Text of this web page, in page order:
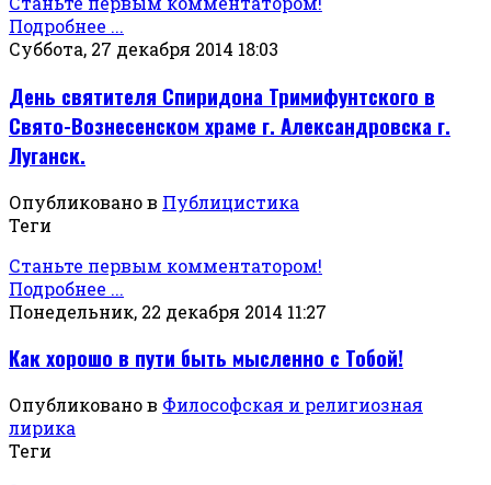
Подробнее ...
Суббота, 27 декабря 2014 18:03
День святителя Спиридона Тримифунтского в
Свято-Вознесенском храме г. Александровска г.
Луганск.
Опубликовано в Публицистика
Теги
Станьте первым комментатором!
Подробнее ...
Понедельник, 22 декабря 2014 11:27
Как хорошо в пути быть мысленно с Тобой!
Опубликовано в Философская и религиозная
лирика
Теги